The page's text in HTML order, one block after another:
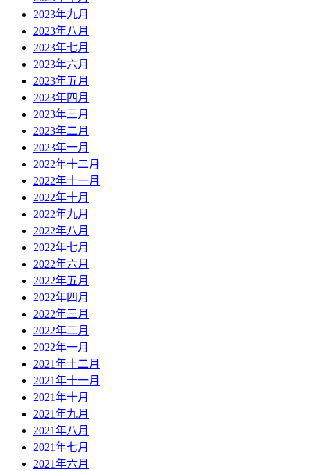
2023年九月
2023年八月
2023年七月
2023年六月
2023年五月
2023年四月
2023年三月
2023年二月
2023年一月
2022年十二月
2022年十一月
2022年十月
2022年九月
2022年八月
2022年七月
2022年六月
2022年五月
2022年四月
2022年三月
2022年二月
2022年一月
2021年十二月
2021年十一月
2021年十月
2021年九月
2021年八月
2021年七月
2021年六月